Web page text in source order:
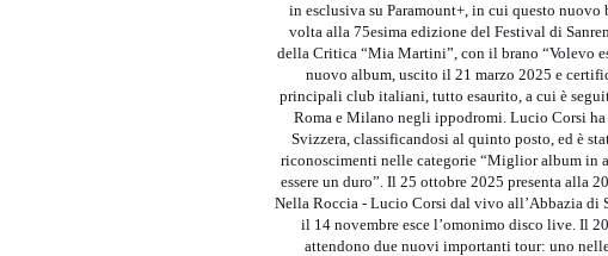
in esclusiva su Paramount+, in cui questo
volta alla 75esima edizione del Festival di
della Critica “Mia Martini”, con il brano “Volevo
nuovo album, uscito il 21 marzo 2025 e
principali club italiani, tutto esaurito, a cui è
Roma e Milano negli ippodromi. Lucio Corsi
Svizzera, classificandosi al quinto posto, ed è
riconoscimenti nelle categorie “Miglior album in
essere un duro”. Il 25 ottobre 2025 presenta alla
Nella Roccia - Lucio Corsi dal vivo all’Abbazia di
il 14 novembre esce l’omonimo disco live. Il
attendono due nuovi importanti tour: uno